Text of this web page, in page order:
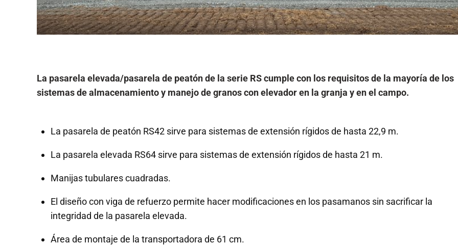
La pasarela elevada/pasarela de peatón de la serie RS cumple con los requisitos de la mayoría de los
sistemas de almacenamiento y manejo de granos con elevador en la granja y en el campo.
La pasarela de peatón RS42 sirve para sistemas de extensión rígidos de hasta 22,9 m.
La pasarela elevada RS64 sirve para sistemas de extensión rígidos de hasta 21 m.
Manijas tubulares cuadradas.
El diseño con viga de refuerzo permite hacer modificaciones en los pasamanos sin sacrificar la
integridad de la pasarela elevada.
Área de montaje de la transportadora de 61 cm.